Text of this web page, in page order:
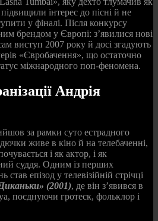
інтерес до пісні й не
у фіналі. Після конкурсу
брендом у Європі: з’явилися нові
виступ 2007 року й досі згадують
«Євробачення», що остаточно
міжнародного поп‑феномена.
Андрія
за рамки суто естрадного
живе в кіно й на телебаченні,
і як актор, і як
суддя. Одним із перших
епізод у телевізійній стрічці
(2001), де він з’явився в
поєднуючи гротеск, фольклор і